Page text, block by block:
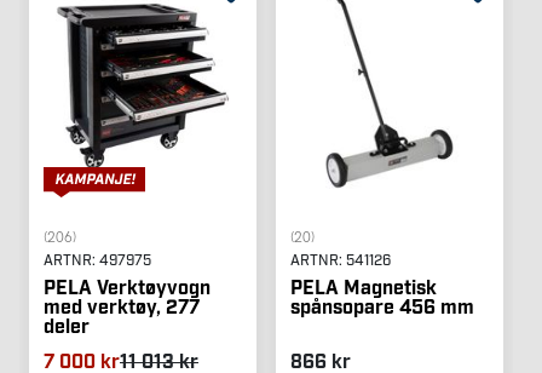
(206)
ARTNR: 497975
PELA Verktøyvogn
med verktøy, 277
deler
7 000 kr11 013 kr
(20)
ARTNR: 541126
PELA Magnetisk
spånsopare 456 mm
866 kr